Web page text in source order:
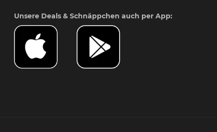
Unsere Deals & Schnäppchen auch per App: